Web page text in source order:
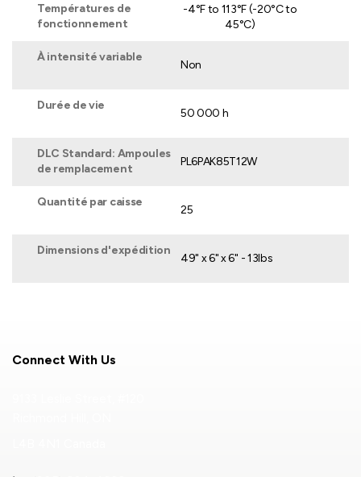
Températures de
fonctionnement
-4°F to 113°F (-20°C to
45°C)
À intensité variable
Non
Durée de vie
50 000 h
DLC Standard: Ampoules
de remplacement
PL6PAK85T12W
Quantité par caisse
25
Dimensions d'expédition
49" x 6" x 6" - 13lbs
Connect With Us